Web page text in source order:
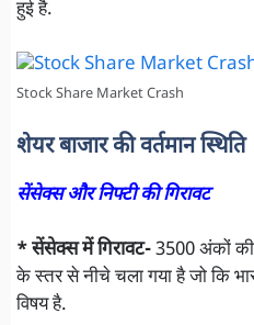
हुई है.
Stock Share Market Crash
शेयर बाजार की वर्तमान स्थिति
सेंसेक्स और निफ्टी की गिरावट
* सेंसेक्स में गिरावट-3500 अंकों
के स्तर से नीचे चला गया है जो कि
विषय है.